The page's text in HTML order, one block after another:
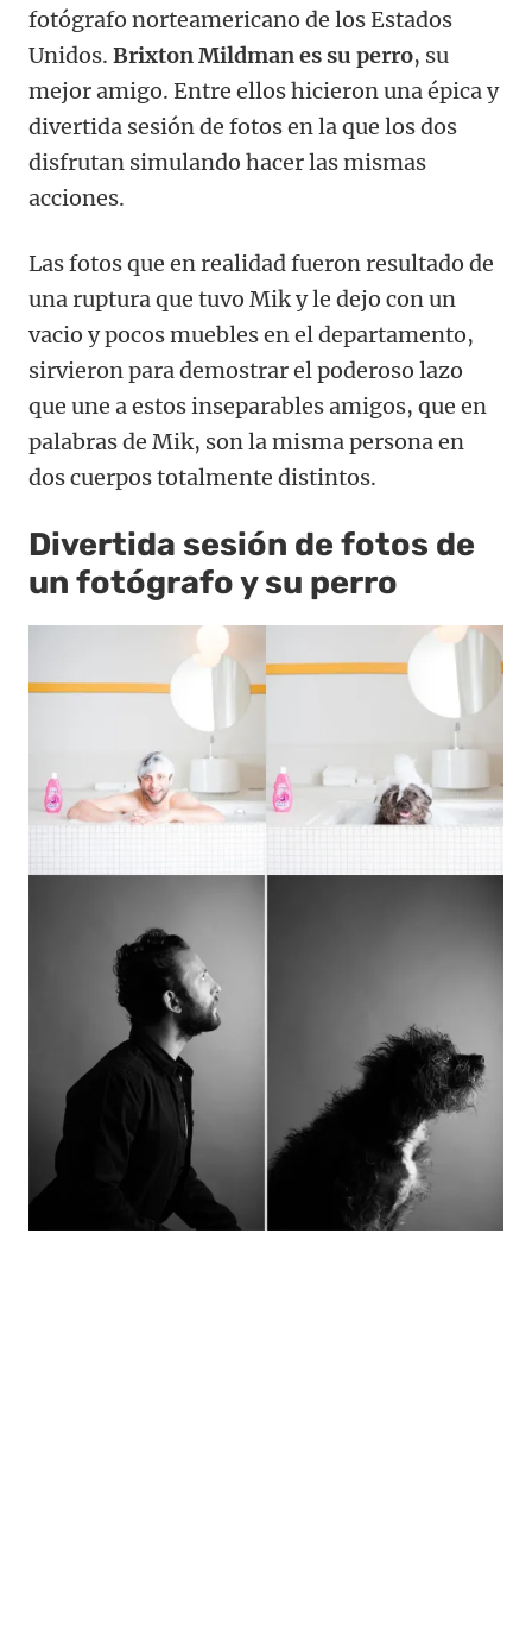
fotógrafo norteamericano de los Estados
Unidos. Brixton Mildman es su perro, su
mejor amigo. Entre ellos hicieron una épica y
divertida sesión de fotos en la que los dos
disfrutan simulando hacer las mismas
acciones.
Las fotos que en realidad fueron resultado de
una ruptura que tuvo Mik y le dejo con un
vacio y pocos muebles en el departamento,
sirvieron para demostrar el poderoso lazo
que une a estos inseparables amigos, que en
palabras de Mik, son la misma persona en
dos cuerpos totalmente distintos.
Divertida sesión de fotos de
un fotógrafo y su perro